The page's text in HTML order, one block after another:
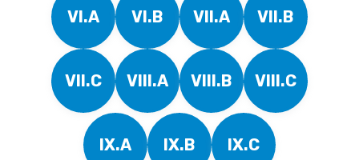
VI.A VI.B VII.A VII.B
VII.C VIII.A VIII.B VIII.C
IX.A IX.B IX.C